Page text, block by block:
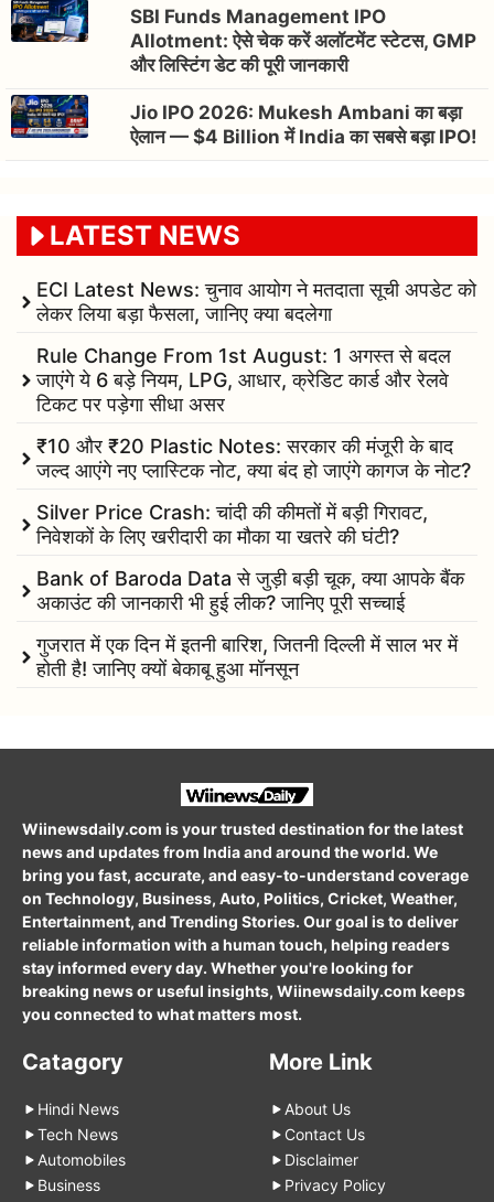
SBI Funds Management IPO
Allotment: ऐसे चेक करें अलॉटमेंट स्टेटस, GMP
और लिस्टिंग डेट की पूरी जानकारी
Jio IPO 2026: Mukesh Ambani का बड़ा
ऐलान — $4 Billion में India का सबसे बड़ा IPO!
LATEST NEWS
ECI Latest News: चुनाव आयोग ने मतदाता सूची अपडेट को
लेकर लिया बड़ा फैसला, जानिए क्या बदलेगा
Rule Change From 1st August: 1 अगस्त से बदल
जाएंगे ये 6 बड़े नियम, LPG, आधार, क्रेडिट कार्ड और रेलवे
टिकट पर पड़ेगा सीधा असर
₹10 और ₹20 Plastic Notes: सरकार की मंजूरी के बाद
जल्द आएंगे नए प्लास्टिक नोट, क्या बंद हो जाएंगे कागज के नोट?
Silver Price Crash: चांदी की कीमतों में बड़ी गिरावट,
निवेशकों के लिए खरीदारी का मौका या खतरे की घंटी?
Bank of Baroda Data से जुड़ी बड़ी चूक, क्या आपके बैंक
अकाउंट की जानकारी भी हुई लीक? जानिए पूरी सच्चाई
गुजरात में एक दिन में इतनी बारिश, जितनी दिल्ली में साल भर में
होती है! जानिए क्यों बेकाबू हुआ मॉनसून
Wiinewsdaily.com is your trusted destination for the latest
news and updates from India and around the world. We
bring you fast, accurate, and easy-to-understand coverage
on Technology, Business, Auto, Politics, Cricket, Weather,
Entertainment, and Trending Stories. Our goal is to deliver
reliable information with a human touch, helping readers
stay informed every day. Whether you're looking for
breaking news or useful insights, Wiinewsdaily.com keeps
you connected to what matters most.
Catagory
Hindi News
Tech News
Automobiles
Business
More Link
About Us
Contact Us
Disclaimer
Privacy Policy